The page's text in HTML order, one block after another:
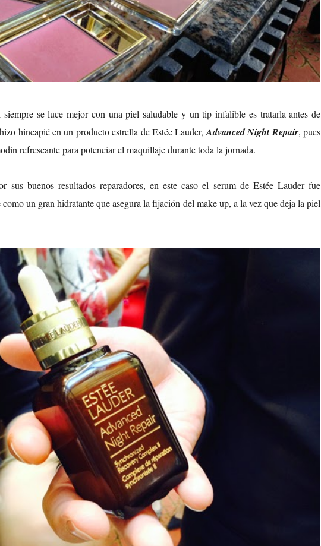
se luce mejor con una piel saludable y untip infalible es tratarla antes de
hincapié en un producto estrella de Estée Lauder, Advanced Night Repair, pues
refrescante para potenciar el maquillaje durante toda la jornada.
sus buenos resultados reparadores, en este caso el serum de Estée Lauder fue
un gran hidratante que asegura la fijación del make up, a la vez que deja la piel